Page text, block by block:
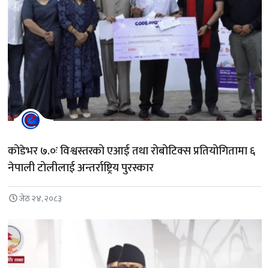
कोडेभर ७.०ः विश्वस्तरको एआई तथा रोबोटिक्स प्रतियोगितामा ६
नेपाली टोलीलाई अन्तर्राष्ट्रिय पुरस्कार
जेठ २४, २०८३